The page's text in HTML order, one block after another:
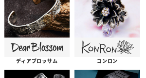
ディアブロッサム コンロン